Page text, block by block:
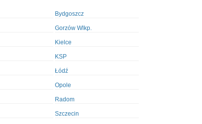
Bydgoszcz
Gorzów Wlkp.
Kielce
KSP
Łódź
Opole
Radom
Szczecin